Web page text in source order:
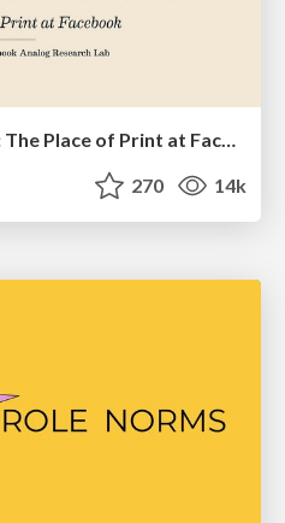
Imperfection Machines: The Place of Print at Facebook
270 14k